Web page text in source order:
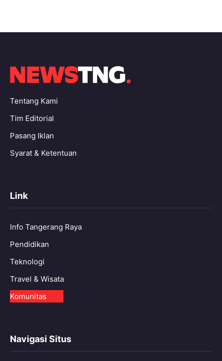
Tentang Kami
Tim Editorial
Pasang Iklan
Syarat & Ketentuan
Link
Info Tangerang Raya
Pendidikan
Teknologi
Travel & Wisata
Komunitas
Navigasi Situs